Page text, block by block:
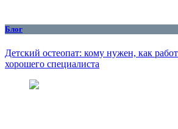
Блог
Детский остеопат: кому нужен, как
хорошего специалиста